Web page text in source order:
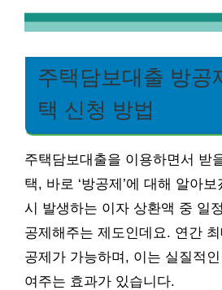
주택담보대출 방공
택 신청 방법
주택담보대출을 이용하면서 받
택, 바로 ‘방공제’에 대해 알아
시 발생하는 이자 상환액 중 일
공제해주는 제도인데요. 연간
공제가 가능하며, 이는 실질적
여주는 효과가 있습니다.